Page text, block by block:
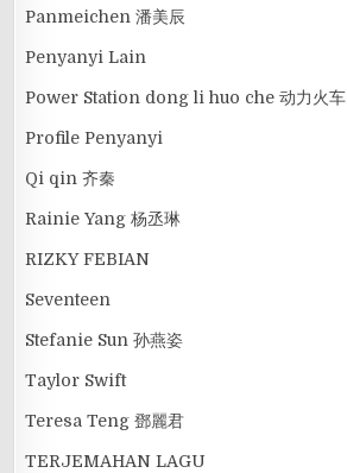
Panmeichen 潘美辰
Penyanyi Lain
Power Station dong li huo che 动力火车
Profile Penyanyi
Qi qin 齐秦
Rainie Yang 杨丞琳
RIZKY FEBIAN
Seventeen
Stefanie Sun 孙燕姿
Taylor Swift
Teresa Teng 鄧麗君
TERJEMAHAN LAGU